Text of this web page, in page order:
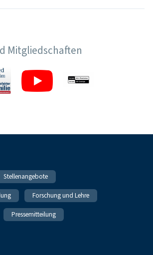
Mitgliedschaften
Stellenangebote
Forschung und Lehre
Pressemitteilung